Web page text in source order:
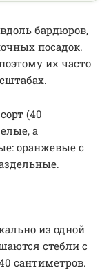
бардюров,
посадок.
их часто
(40
а
оранжевые с
из одной
стебли с
сантиметров.